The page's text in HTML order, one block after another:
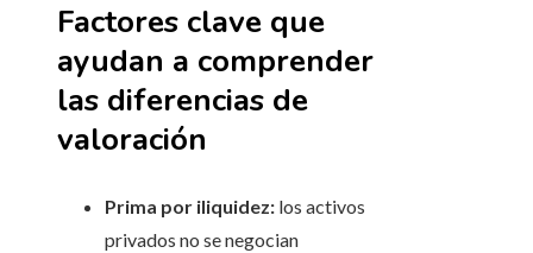
Factores clave que
ayudan a comprender
las diferencias de
valoración
Prima por iliquidez: los activos
privados no se negocian